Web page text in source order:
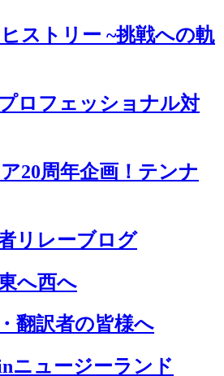
ストリー ~挑戦への軌
ロフェッショナル対
20周年企画！テンナ
リレーブログ
へ西へ
翻訳者の皆様へ
ニュージーランド